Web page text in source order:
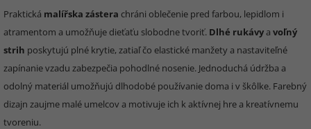
Praktická malířska zástera chráni oblečenie pred farbou, lepidlom i
atramentom a umožňuje dieťaťu slobodne tvoriť. Dlhé rukávya voľný
strih poskytujú plné krytie, zatiaľ čo elastické manžety a nastaviteľné
zapínanie vzadu zabezpečia pohodlné nosenie. Jednoduchá údržba a
odolný materiál umožňujú dlhodobé používanie doma i v škôlke. Farebný
dizajn zaujme malé umelcov a motivuje ich k aktívnej hre a kreatívnemu
tvoreniu.